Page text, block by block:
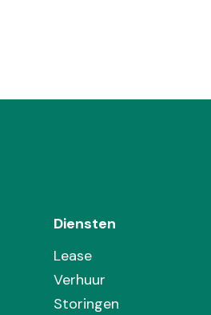
Diensten
Lease
Verhuur
Storingen